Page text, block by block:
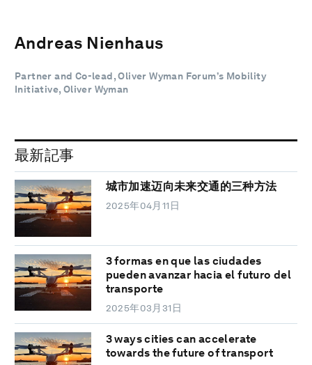
Andreas Nienhaus
Partner and Co-lead, Oliver Wyman Forum’s Mobility
Initiative, Oliver Wyman
最新記事
城市加速迈向未来交通的三种方法
2025年04月11日
3 formas en que las ciudades
pueden avanzar hacia el futuro del
transporte
2025年03月31日
3 ways cities can accelerate
towards the future of transport